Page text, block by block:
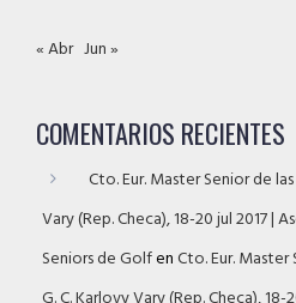
« Abr Jun »
COMENTARIOS RECIENTES
Cto. Eur. Master Senior de
Vary (Rep. Checa), 18-20 jul 2017 |
Seniors de GolfenCto. Eur.